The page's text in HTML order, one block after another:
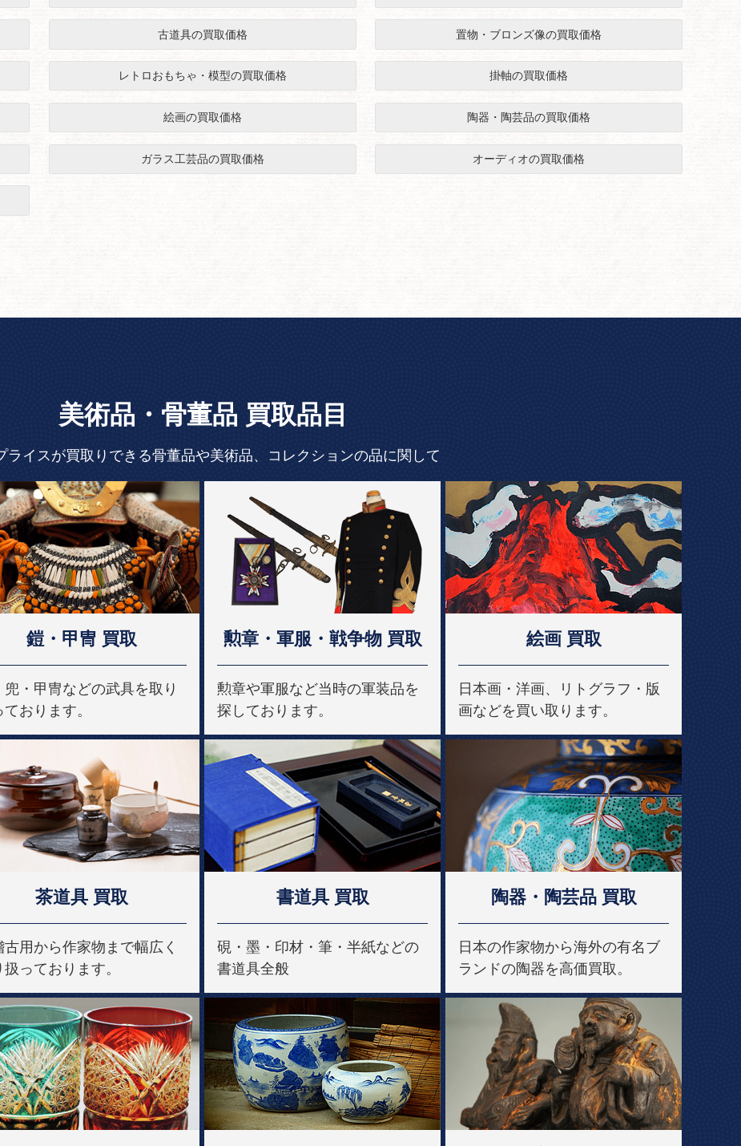
古道具の買取価格 置物・ブロンズ像の買取価格
レトロおもちゃ・模型の買取価格 掛軸の買取価格
絵画の買取価格 陶器・陶芸品の買取価格
ガラス工芸品の買取価格 オーディオの買取価格
美術品・骨董品 買取品目
ライスが買取りできる骨董品や美術品、コレクションの品に関して
鎧・甲冑 買取
兜・甲冑などの武具を取り
おります。
勲章・軍服・戦争物 買取
勲章や軍服など当時の軍装品を
探しております。
絵画 買取
日本画・洋画、リトグラフ・版
画などを買い取ります。
茶道具 買取
古用から作家物まで幅広く
扱っております。
書道具 買取
硯・墨・印材・筆・半紙などの
書道具全般
陶器・陶芸品 買取
日本の作家物から海外の有名ブ
ランドの陶器を高価買取。